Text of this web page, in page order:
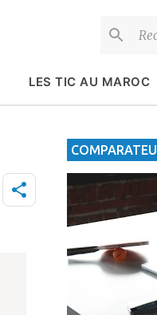
LES TIC AU MAROC